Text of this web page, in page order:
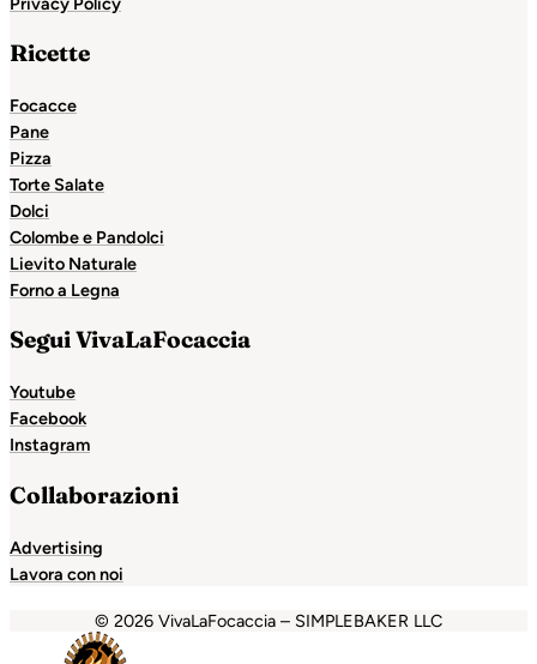
Ricette
Focacce
Pane
Pizza
Torte Salate
Dolci
Colombe e Pandolci
Lievito Naturale
Forno a Legna
Segui VivaLaFocaccia
Youtube
Facebook
Instagram
Collaborazioni
Advertising
Lavora con noi
© 2026 VivaLaFocaccia – SIMPLEBAKER LLC